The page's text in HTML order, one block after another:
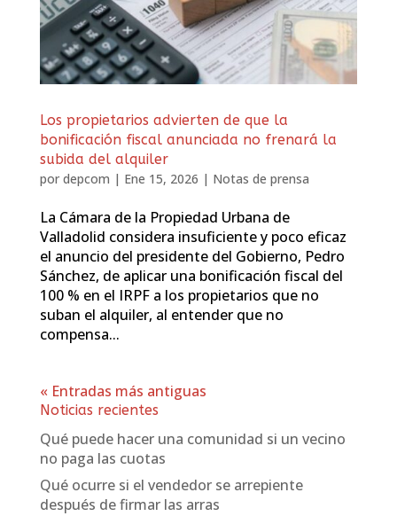
Los propietarios advierten de que la
bonificación fiscal anunciada no frenará la
subida del alquiler
por depcom | Ene 15, 2026 | Notas de prensa
La Cámara de la Propiedad Urbana de
Valladolid considera insuficiente y poco eficaz
el anuncio del presidente del Gobierno, Pedro
Sánchez, de aplicar una bonificación fiscal del
100 % en el IRPF a los propietarios que no
suban el alquiler, al entender que no
compensa...
« Entradas más antiguas
Noticias recientes
Qué puede hacer una comunidad si un vecino
no paga las cuotas
Qué ocurre si el vendedor se arrepiente
después de firmar las arras